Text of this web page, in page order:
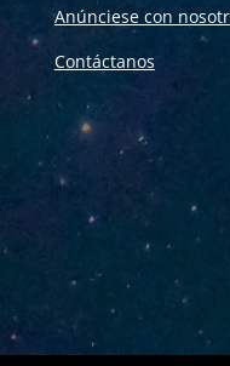
Anúnciese con
Contáctanos